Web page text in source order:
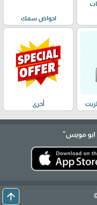
احواض سمك
أخرى
مويس"
arrow_upward